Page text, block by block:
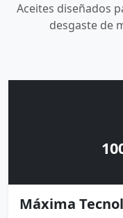
Aceites diseñados
desgaste de
Máxima